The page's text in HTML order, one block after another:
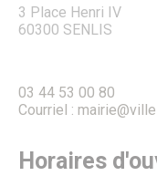
TUS & Transports
Senlis, ville à la
Où se garer à Senlis ?
Circulation &
Financement des
Sécurité publique
3 Place Henri IV
60300 SENLIS
03 44 53 00 80
Courriel :
Horaires